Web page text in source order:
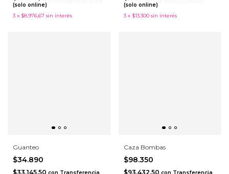
(solo online)
3 x $8.976,67 sin interés
(solo online)
3 x $13.300 sin interés
Guanteo
$34.890
$33.145,50
Caza Bombas
$98.350
$93.432,50